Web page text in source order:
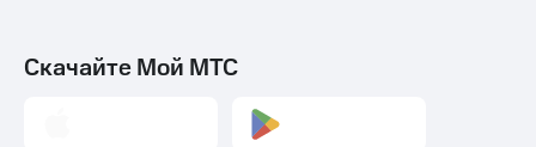
Скачайте Мой МТС